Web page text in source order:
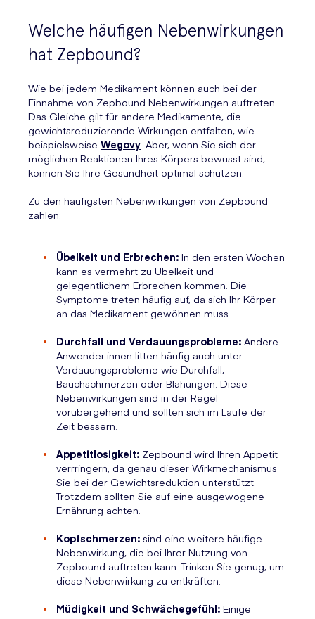
Welche häufigen Nebenwirkungen
hat Zepbound?
Wie bei jedem Medikament können auch bei der
Einnahme von Zepbound Nebenwirkungen auftreten.
Das Gleiche gilt für andere Medikamente, die
gewichtsreduzierende Wirkungen entfalten, wie
beispielsweise Wegovy . Aber, wenn Sie sich der
möglichen Reaktionen Ihres Körpers bewusst sind,
können Sie Ihre Gesundheit optimal schützen.
Zu den häufigsten Nebenwirkungen von Zepbound
zählen:
Übelkeit und Erbrechen: In den ersten Wochen
kann es vermehrt zu Übelkeit und
gelegentlichem Erbrechen kommen. Die
Symptome treten häufig auf, da sich Ihr Körper
an das Medikament gewöhnen muss.
Durchfall und Verdauungsprobleme: Andere
Anwender:innen litten häufig auch unter
Verdauungsprobleme wie Durchfall,
Bauchschmerzen oder Blähungen. Diese
Nebenwirkungen sind in der Regel
vorübergehend und sollten sich im Laufe der
Zeit bessern.
Appetitlosigkeit: Zepbound wird Ihren Appetit
verrringern, da genau dieser Wirkmechanismus
Sie bei der Gewichtsreduktion unterstützt.
Trotzdem sollten Sie auf eine ausgewogene
Ernährung achten.
Kopfschmerzen: sind eine weitere häufige
Nebenwirkung, die bei Ihrer Nutzung von
Zepbound auftreten kann. Trinken Sie genug, um
diese Nebenwirkung zu entkräften.
Müdigkeit und Schwächegefühl: Einige